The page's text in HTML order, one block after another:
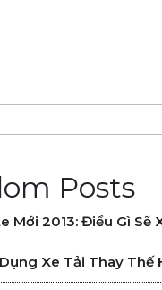
Posts
Mới 2013: Điều Gì Sẽ
Xe Tải Thay Thế